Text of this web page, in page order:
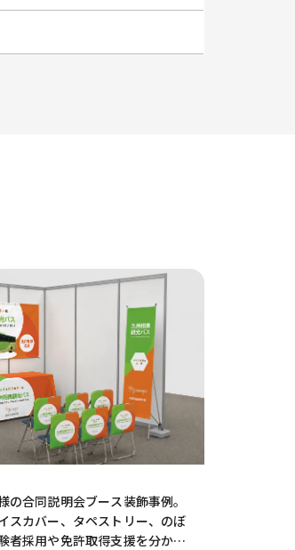
の合同説明会ブース装飾事例。
スカバー、タペストリー、のぼ
者採用や免許取得支援を分かり